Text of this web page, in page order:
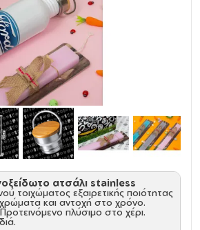
ατσάλι stainless
τοιχώματος εξαιρετικής ποιότητας
και αντοχή στο χρόνο.
πλύσιμο στο χέρι.